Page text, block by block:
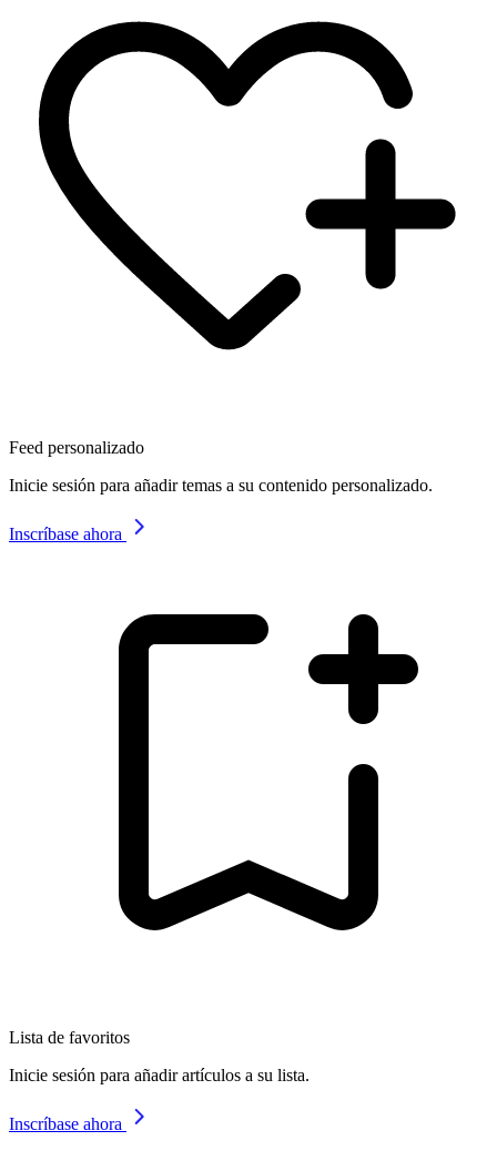
Feed personalizado
Inicie sesión para añadir temas a su contenido personalizado.
Inscríbase ahora
Lista de favoritos
Inicie sesión para añadir artículos a su lista.
Inscríbase ahora